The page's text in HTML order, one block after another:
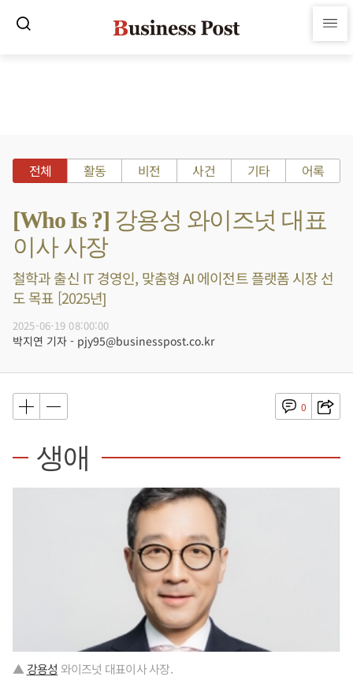
전체 활동 비전 사건 기타 어록
[Who Is ?] 강용성 와이즈넛 대표
이사 사장
철학과 출신 IT 경영인, 맞춤형 AI 에이전트 플랫폼 시장 선
도 목표 [2025년]
2025-06-19 08:00:00
박지연 기자 - pjy95@businesspost.co.kr
0
생애
▲ 강용성 와이즈넛 대표이사 사장.